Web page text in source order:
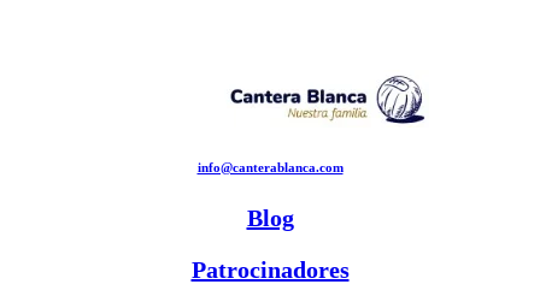
info@canterablanca.com
Blog
Patrocinadores